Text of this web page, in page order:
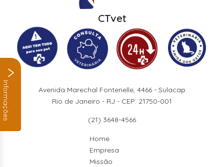
CTvet
Avenida Marechal Fontenelle, 4466 - Sulacap
Rio de Janeiro - RJ - CEP: 21750-001
(21) 3648-4566
Home
Empresa
Missão
Informações